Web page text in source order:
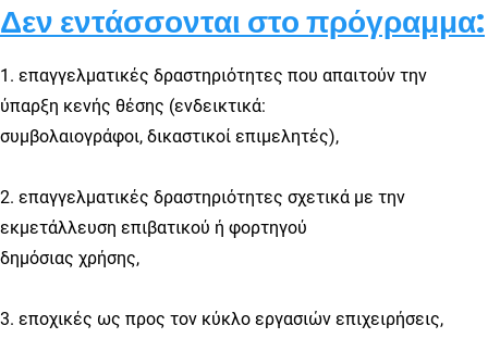
Δεν εντάσσονται στο πρόγραμμα:
1. επαγγελματικές δραστηριότητες που απαιτούν την
ύπαρξη κενής θέσης (ενδεικτικά:
συμβολαιογράφοι, δικαστικοί επιμελητές),
2. επαγγελματικές δραστηριότητες σχετικά με την
εκμετάλλευση επιβατικού ή φορτηγού
δημόσιας χρήσης,
3. εποχικές ως προς τον κύκλο εργασιών επιχειρήσεις,